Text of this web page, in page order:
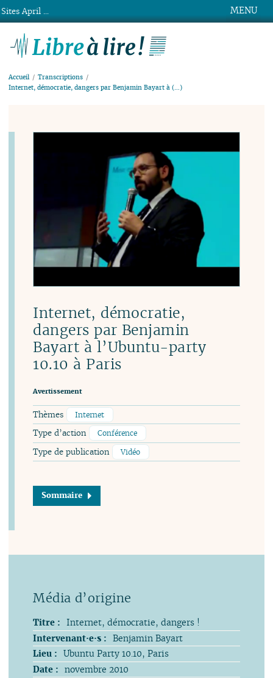
MENU
Accueil
Transcriptions
Internet, démocratie, dangers par Benjamin Bayart à (…)
Internet, démocratie,
dangers par Benjamin
Bayart à l’Ubuntu-party
10.10 à Paris
Avertissement
Thèmes Internet
Type d’action Conférence
Type de publication Vidéo
Sommaire
Titre : Internet, démocratie, dangers !
Intervenant·e·s : Benjamin Bayart
Lieu : Ubuntu Party 10.10, Paris
Date : novembre 2010
Sites April ...